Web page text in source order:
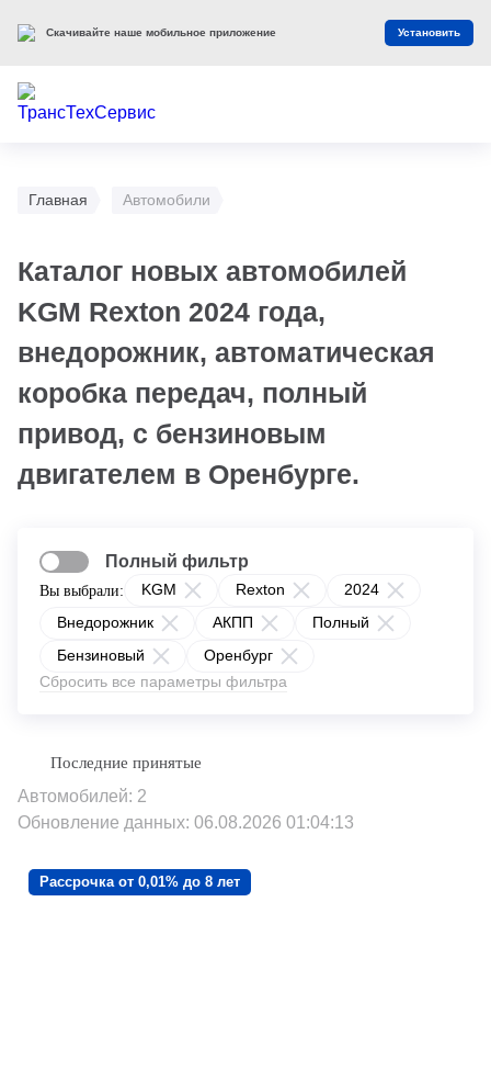
Главная Автомобили
Каталог новых автомобилей
KGM Rexton 2024 года,
внедорожник, автоматическая
коробка передач, полный
привод, с бензиновым
двигателем в Оренбурге.
Вы выбрали: KGM Rexton
2024
Внедорожник
АКПП
Полный
Бензиновый
Оренбург
Сбросить все параметры фильтра
Полный фильтр
Автомобилей: 2
Обновление данных: 06.08.2026 01:04:13
Рассрочка от 0,01% до 8 лет
Скачивайте наше мобильное приложение Установить